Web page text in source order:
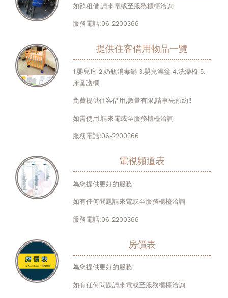
如欲租借,請來電或至服務櫃檯洽詢
服務電話:06-2200366
提供住客借用物品一覽
1.嬰兒床 2.奶瓶消毒鍋 3.嬰兒澡盆 4.洗澡椅 5.
床圍護欄
免費提供住客借用,數量有限,請事先預約!!
如需使用,請來電或至服務櫃檯洽詢
服務電話:06-2200366
電視頻道表
為您提供更好的服務
如有任何問題請來電或至服務櫃檯洽詢
服務電話:06-2200366
房價表
為您提供更好的服務
如有任何問題請來電或至服務櫃檯洽詢